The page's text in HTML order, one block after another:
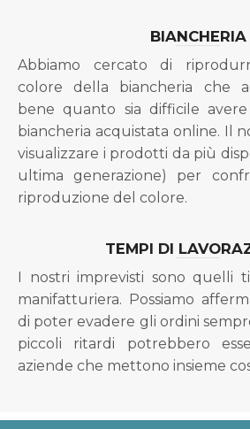
BIANCHERIA
Abbiamo cercato di
colore della biancheria che
bene quanto sia difficile
biancheria acquistata online. Il
visualizzare i prodotti da più
ultima generazione) per
riproduzione del colore.
TEMPI DI
I nostri imprevisti sono quelli
manifatturiera. Possiamo
di poter evadere gli ordini
piccoli ritardi potrebbero
aziende che mettono insieme